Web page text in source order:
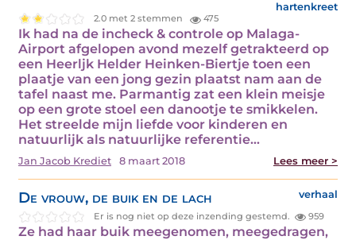
hartenkreet
2.0 met 2 stemmen 475
Ik had na de incheck & controle op Malaga-
Airport afgelopen avond mezelf getrakteerd op
een Heerljk Helder Heinken-Biertje toen een
plaatje van een jong gezin plaatst nam aan de
tafel naast me. Parmantig zat een klein meisje
op een grote stoel een danootje te smikkelen.
Het streelde mijn liefde voor kinderen en
natuurlijk als natuurlijke referentie…
Jan Jacob Krediet 8 maart 2018 Lees meer >
De vrouw, de buik en de lach verhaal
Er is nog niet op deze inzending gestemd. 959
Ze had haar buik meegenomen, meegedragen,